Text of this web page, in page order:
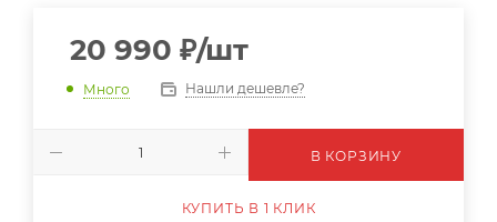
20 990 ₽/шт
Много Нашли дешевле?
В КОРЗИНУ
КУПИТЬ В 1 КЛИК